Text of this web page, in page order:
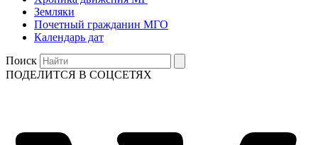
Земляки
Почетный гражданин МГО
Календарь дат
Поиск
ПОДЕЛИТСЯ В СОЦСЕТЯХ